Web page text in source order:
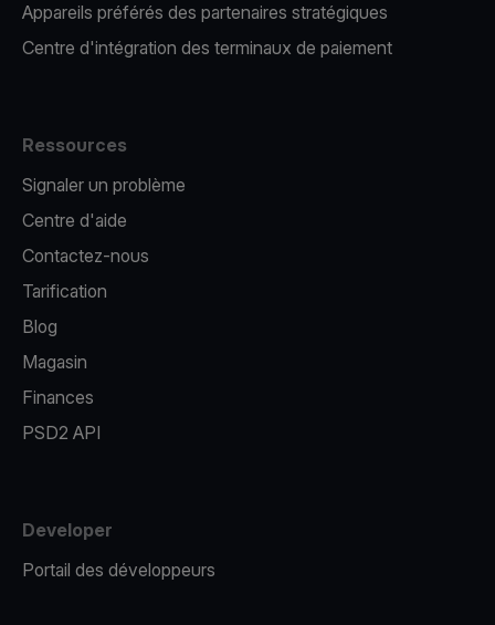
Appareils préférés des partenaires stratégiques
Centre d'intégration des terminaux de paiement
Ressources
Signaler un problème
Centre d'aide
Contactez-nous
Tarification
Blog
Magasin
Finances
PSD2 API
Developer
Portail des développeurs